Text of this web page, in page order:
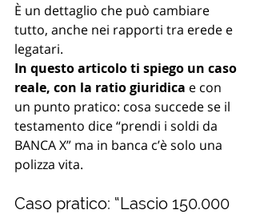
È un dettaglio che può cambiare
tutto, anche nei rapporti tra erede e
legatari.
In questo articolo ti spiego un caso
reale, con la ratio giuridica e con
un punto pratico: cosa succede se il
testamento dice “prendi i soldi da
BANCA X” ma in banca c’è solo una
polizza vita.
Caso pratico: “Lascio 150.000